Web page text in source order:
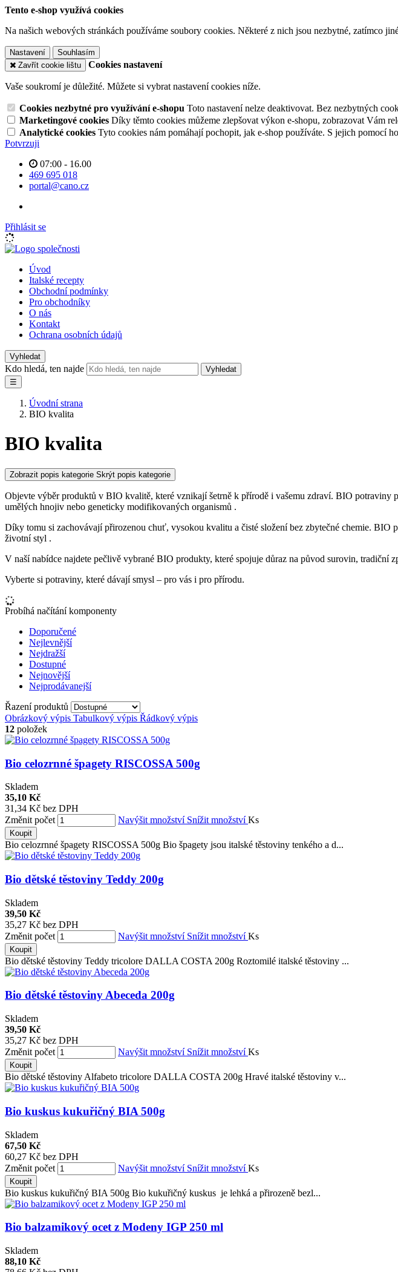
Tento e-shop využívá cookies
Na našich webových stránkách používáme soubory cookies. Některé z nich jsou nezbytné, zatímco
Nastavení
Souhlasím
Zavřít cookie lištu
Cookies nastavení
Vaše soukromí je důležité. Můžete si vybrat nastavení cookies níže.
Cookies nezbytné pro využívání e-shopu Toto nastavení nelze deaktivovat. Bez nezbytných
Marketingové cookies Díky těmto cookies můžeme zlepšovat výkon e-shopu, zobrazovat Vám
Analytické cookies Tyto cookies nám pomáhají pochopit, jak e-shop používáte. S jejich pomocí
Potvrzuji
07:00 - 16.00
469 695 018
portal@cano.cz
Přihlásit se
Úvod
Italské recepty
Obchodní podmínky
Pro obchodníky
O nás
Kontakt
Ochrana osobních údajů
Vyhledat
Kdo hledá, ten najde
Vyhledat
☰
Úvodní strana
BIO kvalita
BIO kvalita
Zobrazit popis kategorie Skrýt popis kategorie
Objevte výběr produktů v BIO kvalitě, které vznikají šetrně k přírodě i vašemu zdraví. BIO
umělých hnojiv nebo geneticky modifikovaných organismů .
Díky tomu si zachovávají přirozenou chuť, vysokou kvalitu a čisté složení bez zbytečné chemie.
životní styl .
V naší nabídce najdete pečlivě vybrané BIO produkty, které spojuje důraz na původ surovin,
Vyberte si potraviny, které dávají smysl – pro vás i pro přírodu.
Probíhá načítání komponenty
Doporučené
Nejlevnější
Nejdražší
Dostupné
Nejnovější
Nejprodávanejší
Řazení produktů
Obrázkový výpis Tabulkový výpis Řádkový výpis
12 položek
Bio celozrnné špagety RISCOSSA 500g
Skladem
35,10 Kč
31,34 Kč bez DPH
Změnit počet
Navýšit množství Snížit množstvíKs
Koupit
Bio celozrnné špagety RISCOSSA 500g Bio špagety jsou italské těstoviny tenkého a d...
Bio dětské těstoviny Teddy 200g
Skladem
39,50 Kč
35,27 Kč bez DPH
Změnit počet
Navýšit množství Snížit množstvíKs
Koupit
Bio dětské těstoviny Teddy tricolore DALLA COSTA 200g Roztomilé italské těstoviny ...
Bio dětské těstoviny Abeceda 200g
Skladem
39,50 Kč
35,27 Kč bez DPH
Změnit počet
Navýšit množství Snížit množstvíKs
Koupit
Bio dětské těstoviny Alfabeto tricolore DALLA COSTA 200g Hravé italské těstoviny v...
Bio kuskus kukuřičný BIA 500g
Skladem
67,50 Kč
60,27 Kč bez DPH
Změnit počet
Navýšit množství Snížit množstvíKs
Koupit
Bio kuskus kukuřičný BIA 500g Bio kukuřičný kuskus je lehká a přirozeně bezl...
Bio balzamikový ocet z Modeny IGP 250 ml
Skladem
88,10 Kč